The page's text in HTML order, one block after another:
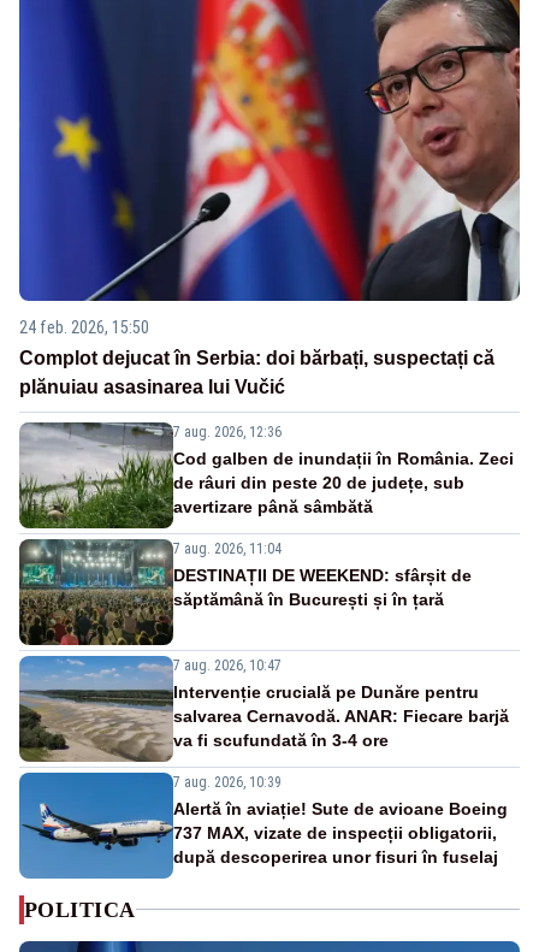
24 feb. 2026, 15:50
Complot dejucat în Serbia: doi bărbați, suspectați că
plănuiau asasinarea lui Vučić
7 aug. 2026, 12:36
Cod galben de inundații în România. Zeci
de râuri din peste 20 de județe, sub
avertizare până sâmbătă
7 aug. 2026, 11:04
DESTINAȚII DE WEEKEND: sfârșit de
săptămână în București și în țară
7 aug. 2026, 10:47
Intervenție crucială pe Dunăre pentru
salvarea Cernavodă. ANAR: Fiecare barjă
va fi scufundată în 3-4 ore
7 aug. 2026, 10:39
Alertă în aviație! Sute de avioane Boeing
737 MAX, vizate de inspecții obligatorii,
după descoperirea unor fisuri în fuselaj
POLITICA